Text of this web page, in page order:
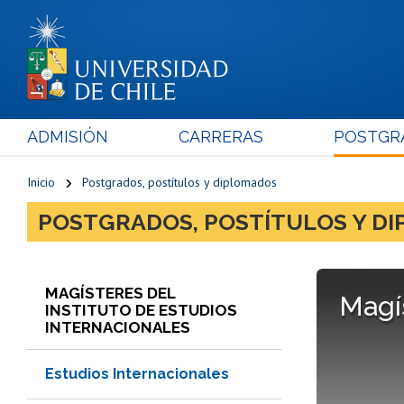
ADMISIÓN CARRERAS
Inicio Postgrados, postítulos y diplomados
POSTGRADOS, POSTÍTULOS Y
MAGÍSTERES DEL
INSTITUTO DE ESTUDIOS
INTERNACIONALES
Estudios Internacionales